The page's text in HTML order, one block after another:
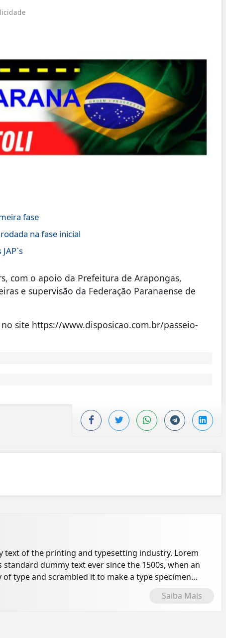
fase
na fase inicial
com o apoio da Prefeitura de Arapongas,
e supervisão da Federação Paranaense de
site https://www.disposicao.com.br/passeio-
text of the printing and typesetting industry. Lorem
dummy text ever since the 1500s, when an
type and scrambled it to make a type specimen
Saiba Mais